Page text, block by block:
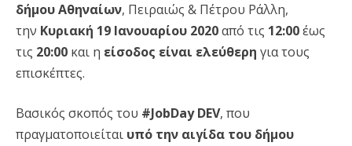
δήμου Αθηναίων, Πειραιώς & Πέτρου Ράλλη,
την Κυριακή 19 Ιανουαρίου 2020από τις 12:00έως
τις 20:00 και η είσοδος είναι ελεύθερη για τους
επισκέπτες.
Βασικός σκοπός του #JobDayDEV, που
πραγματοποιείται υπό την αιγίδα του δήμου